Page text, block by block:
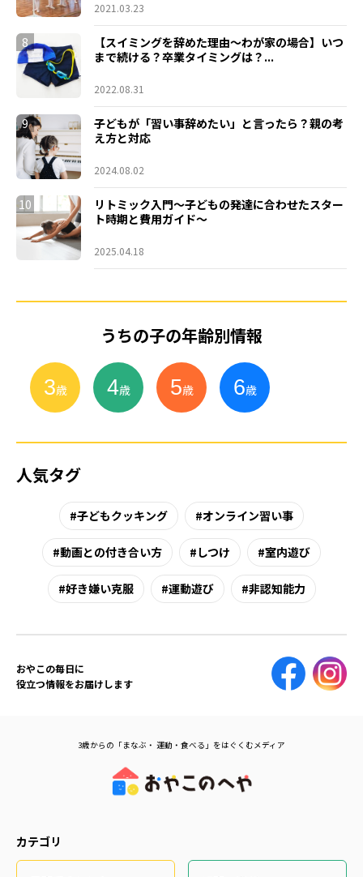
2021.03.23
8
【スイミングを辞めた理由～わが家の場合】いつ
まで続ける？卒業タイミングは？...
2022.08.31
9
子どもが「習い事辞めたい」と言ったら？親の考
え方と対応
2024.08.02
10
リトミック入門～子どもの発達に合わせたスター
ト時期と費用ガイド～
2025.04.18
うちの子の年齢別情報
3歳 4歳 5歳 6歳
人気タグ
子どもクッキング オンライン習い事
動画との付き合い方 しつけ 室内遊び
好き嫌い克服 運動遊び 非認知能力
おやこの毎日に
役立つ情報をお届けします
3歳からの「まなぶ・ 運動・食べる」をはぐくむメディア
カテゴリ